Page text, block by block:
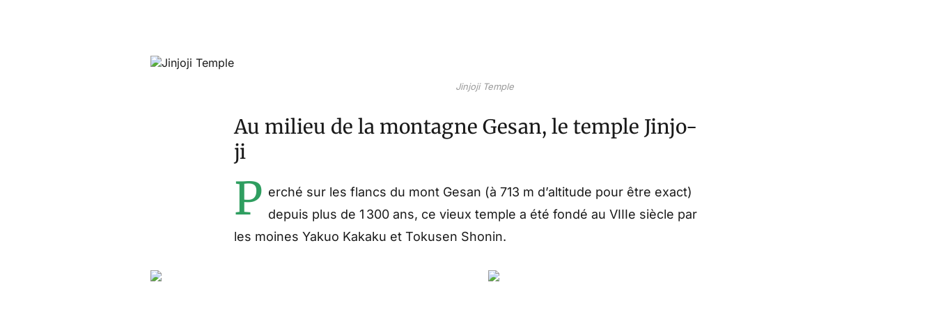
Jinjoji Temple
Au milieu de la montagne Gesan, le temple Jinjo-
ji
P erché sur les flancs du mont Gesan (à 713 m d’altitude pour être exact)
depuis plus de 1 300 ans, ce vieux temple a été fondé au VIIIe siècle par
les moines Yakuo Kakaku et Tokusen Shonin.